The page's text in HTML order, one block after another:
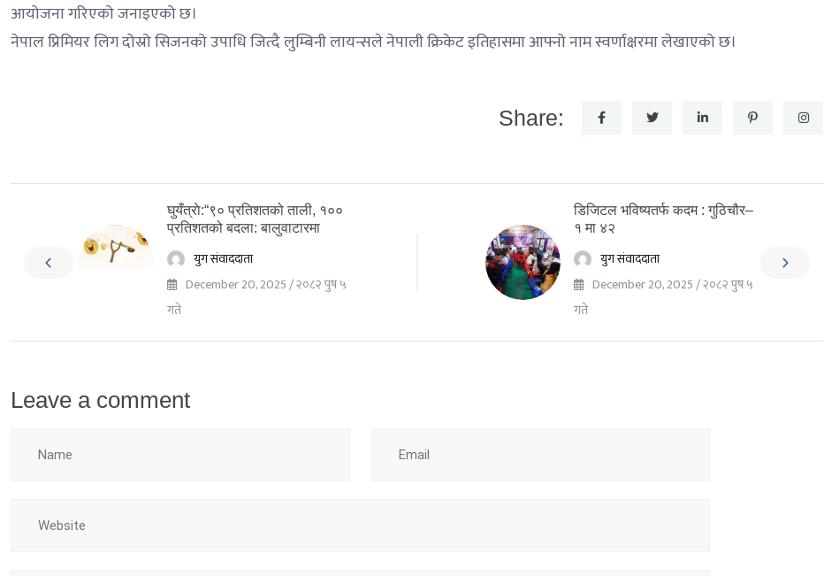
आयोजना गरिएको जनाइएको छ।
नेपाल प्रिमियर लिग दोस्रो सिजनको उपाधि जित्दै लुम्बिनी लायन्सले नेपाली क्रिकेट इतिहासमा आफ्नो नाम स्वर्णाक्षरमा लेखाएको छ।
Share:
घुयँत्राे:“९० प्रतिशतको ताली, १००
प्रतिशतको बदला: बालुवाटारमा
युग संवाददाता
December 20, 2025 / २०८२ पुष ५
गते
डिजिटल भविष्यतर्फ कदम : गुठिचौर–
१ मा ४२
युग संवाददाता
December 20, 2025 / २०८२ पुष ५
गते
Leave a comment